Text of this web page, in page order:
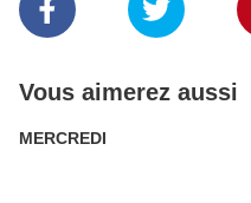
Vous aimerez aussi
MERCREDI